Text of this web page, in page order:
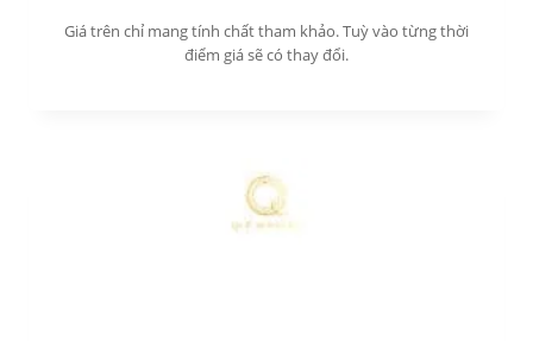
Giá trên chỉ mang tính chất tham khảo. Tuỳ vào từng thời
điểm giá sẽ có thay đổi.